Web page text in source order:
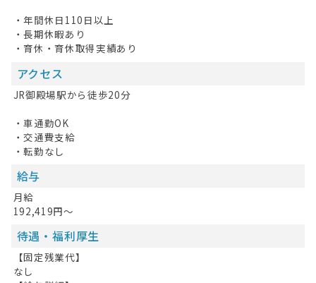
・年間休日110日以上
・長期休暇あり
・育休・育休取得実績あり
アクセス
JR御殿場駅から徒歩20分
・車通勤OK
・交通費支給
・転勤なし
給与
月給
192,419円～
待遇・福利厚生
【固定残業代】
なし